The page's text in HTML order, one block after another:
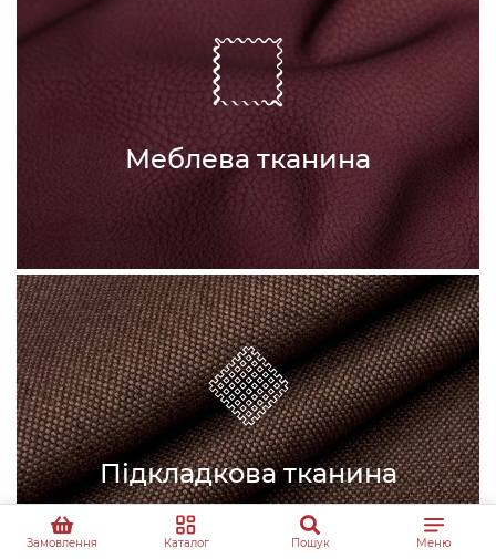
Меблева тканина
Підкладкова тканина
Замовлення Каталог Пошук Меню